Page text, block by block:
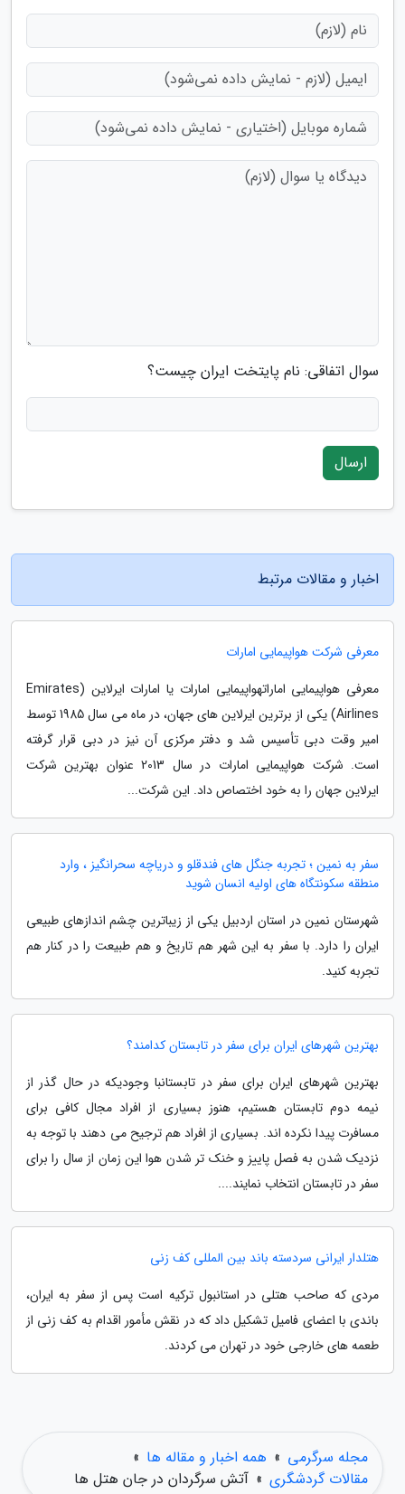
سوال اتفاقی: نام پایتخت ایران چیست؟
ارسال
اخبار و مقالات مرتبط
معرفی شرکت هواپیمایی امارات
معرفی هواپیمایی اماراتهواپیمایی امارات یا امارات ایرلاین (Emirates
Airlines) یکی از برترین ایرلاین های جهان، در ماه می سال 1985 توسط
امیر وقت دبی تأسیس شد و دفتر مرکزی آن نیز در دبی قرار گرفته
است. شرکت هواپیمایی امارات در سال 2013 عنوان بهترین شرکت
ایرلاین جهان را به خود اختصاص داد. این شرکت...
سفر به نمین ؛ تجربه جنگل های فندقلو و دریاچه سحرانگیز ، وارد
منطقه سکونتگاه های اولیه انسان شوید
شهرستان نمین در استان اردبیل یکی از زیباترین چشم اندازهای طبیعی
ایران را دارد. با سفر به این شهر هم تاریخ و هم طبیعت را در کنار هم
تجربه کنید.
بهترین شهرهای ایران برای سفر در تابستان کدامند؟
بهترین شهرهای ایران برای سفر در تابستانبا وجودیکه در حال گذر از
نیمه دوم تابستان هستیم، هنوز بسیاری از افراد مجال کافی برای
مسافرت پیدا نکرده اند. بسیاری از افراد هم ترجیح می دهند با توجه به
نزدیک شدن به فصل پاییز و خنک تر شدن هوا این زمان از سال را برای
سفر در تابستان انتخاب نمایند....
هتلدار ایرانی سردسته باند بین المللی کف زنی
مردی که صاحب هتلی در استانبول ترکیه است پس از سفر به ایران،
باندی با اعضای فامیل تشکیل داد که در نقش مأمور اقدام به کف زنی از
طعمه های خارجی خود در تهران می کردند.
مجله سرگرمی » همه اخبار و مقاله ها »
مقالات گردشگری » آتش سرگردان در جان هتل ها